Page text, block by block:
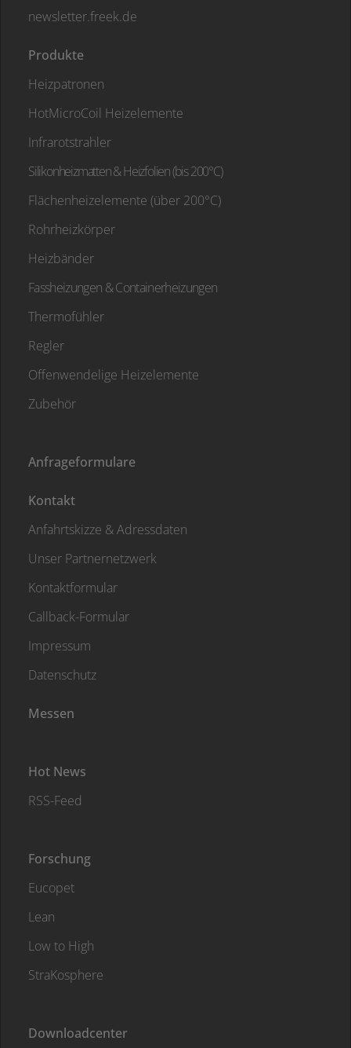
newsletter.freek.de
Produkte
Heizpatronen
HotMicroCoil Heizelemente
Infrarotstrahler
Silikonheizmatten & Heizfolien (bis 200°C)
Flächenheizelemente (über 200°C)
Rohrheizkörper
Heizbänder
Fassheizungen & Containerheizungen
Thermofühler
Regler
Offenwendelige Heizelemente
Zubehör
Anfrageformulare
Kontakt
Anfahrtskizze & Adressdaten
Unser Partnernetzwerk
Kontaktformular
Callback-Formular
Impressum
Datenschutz
Messen
Hot News
RSS-Feed
Forschung
Eucopet
Lean
Low to High
StraKosphere
Downloadcenter